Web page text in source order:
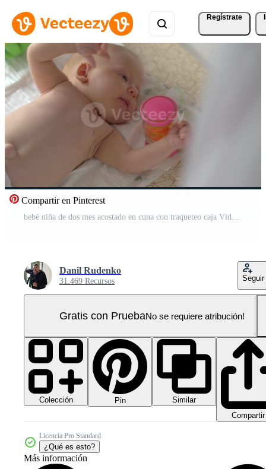
Regístrate
Compartir en Pinterest
bebé niña de dos mes acostado en cuna con traqueteo caja Vídeo Pro
Danil Rudenko
31.469 Recursos Seguir
Gratis con PruebaNo se requiere atribución!
Colección Pin
Similar
Compartir
Licencia Pro Standard
¿Qué es esto?
Más información